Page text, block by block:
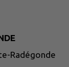
Radégonde